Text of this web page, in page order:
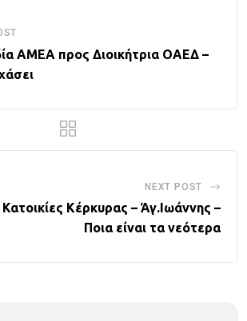
ΑΜΕΑ προς Διοικήτρια ΟΑΕΔ –
NEXT POST
Κέρκυρας – Άγ.Ιωάννης –
Ποια είναι τα νεότερα